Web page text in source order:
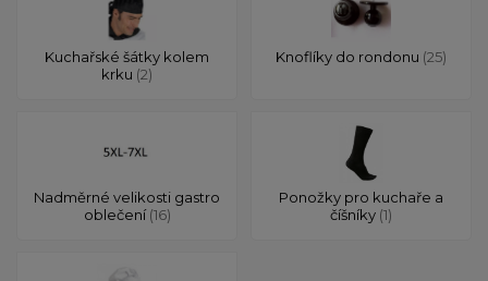
Kuchařské šátky kolem
krku (2)
Knoflíky do rondonu (25)
Nadměrné velikosti gastro
oblečení(16)
Ponožky pro kuchaře a
číšníky (1)